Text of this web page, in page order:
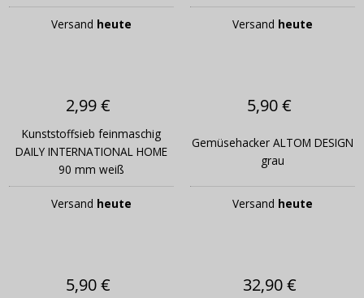
Versand heute Versand heute
2,99 €
Kunststoffsieb feinmaschig
DAILY INTERNATIONAL HOME
90 mm weiß
Versand heute
5,90 €
Gemüsehacker ALTOM DESIGN
grau
Versand heute
5,90 € 32,90 €